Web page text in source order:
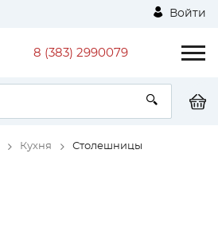
Войти
8 (383) 2990079
Кухня Столешницы